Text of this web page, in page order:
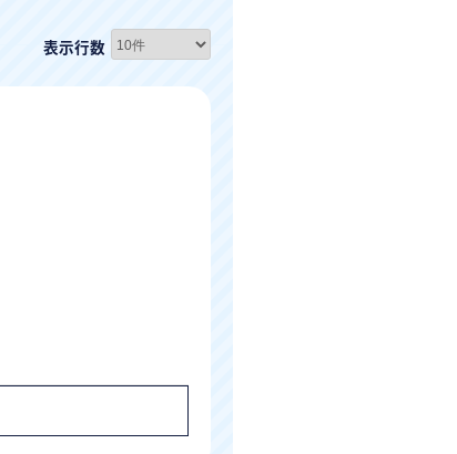
表示行数